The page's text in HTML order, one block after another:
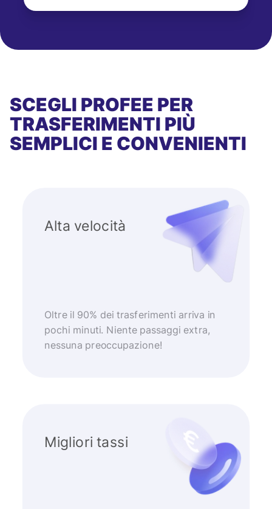
SCEGLI PROFEE PER
TRASFERIMENTI PIÙ
SEMPLICI E CONVENIENTI
Alta velocità
Oltre il 90% dei trasferimenti arriva in
pochi minuti. Niente passaggi extra,
nessuna preoccupazione!
Migliori tassi